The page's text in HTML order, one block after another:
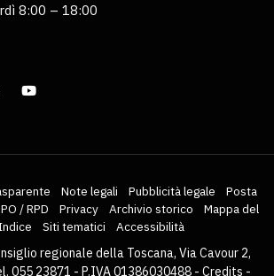
8:00 – 18:00
Note legali Pubblicità legale
Posta
/ RPD Privacy Archivio storico
Mappa del
Siti tematici
Accessibilità
regionale della Toscana, Via Cavour 2,
055 23871 - P.IVA 01386030488 - Credits -